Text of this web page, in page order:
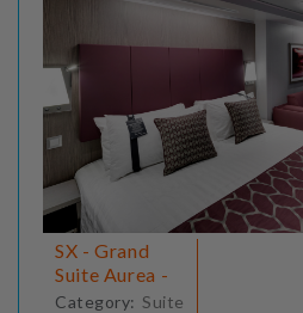
SX - Grand
Suite Aurea -
Category: Suite